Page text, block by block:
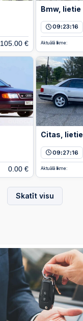
105.00 €
Bmw, lietie
09:23:16
Aktuālā likme:
0.00 €
Citas, lietie
09:27:16
Aktuālā likme:
Skatīt visu